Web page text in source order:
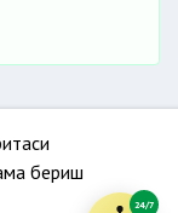
бериш
24/7